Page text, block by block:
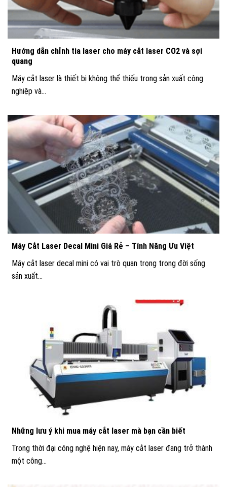
Hướng dẫn chỉnh tia laser cho máy cắt laser CO2 và sợi
quang
Máy cắt laser là thiết bị không thể thiếu trong sản xuất công
nghiệp và...
Máy Cắt Laser Decal Mini Giá Rẻ – Tính Năng Ưu Việt
Máy cắt laser decal mini có vai trò quan trọng trong đời sống
sản xuất...
Những lưu ý khi mua máy cắt laser mà bạn cần biết
Trong thời đại công nghệ hiện nay, máy cắt laser đang trở thành
một công...